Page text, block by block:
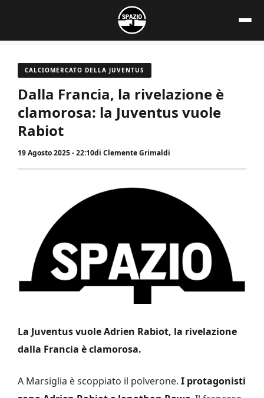
contenuto
CALCIOMERCATO DELLA JUVENTUS
Dalla Francia, la rivelazione è
clamorosa: la Juventus vuole
Rabiot
19 Agosto 2025 - 22:10di Clemente Grimaldi
La Juventus vuole Adrien Rabiot, la rivelazione
dalla Francia è clamorosa.
A Marsiglia è scoppiato il polverone. I protagonisti